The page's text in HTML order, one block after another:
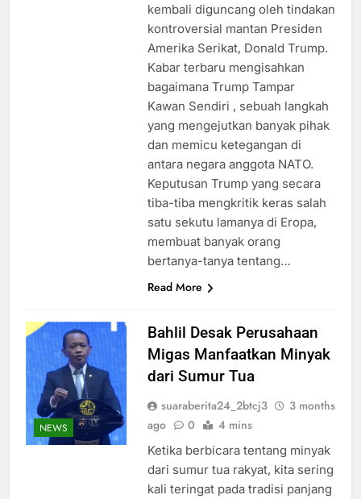
kembali diguncang oleh tindakan
kontroversial mantan Presiden
Amerika Serikat, Donald Trump.
Kabar terbaru mengisahkan
bagaimana Trump Tampar
Kawan Sendiri , sebuah langkah
yang mengejutkan banyak pihak
dan memicu ketegangan di
antara negara anggota NATO.
Keputusan Trump yang secara
tiba-tiba mengkritik keras salah
satu sekutu lamanya di Eropa,
membuat banyak orang
bertanya-tanya tentang…
Read More
NEWS
Bahlil Desak Perusahaan
Migas Manfaatkan Minyak
dari Sumur Tua
suaraberita24_2btcj3
3 months
ago
0 4 mins
Ketika berbicara tentang minyak
dari sumur tua rakyat, kita sering
kali teringat pada tradisi panjang